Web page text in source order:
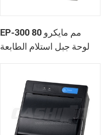
EP-300 80 مم مايكرو
لوحة جبل استلام الطابعة